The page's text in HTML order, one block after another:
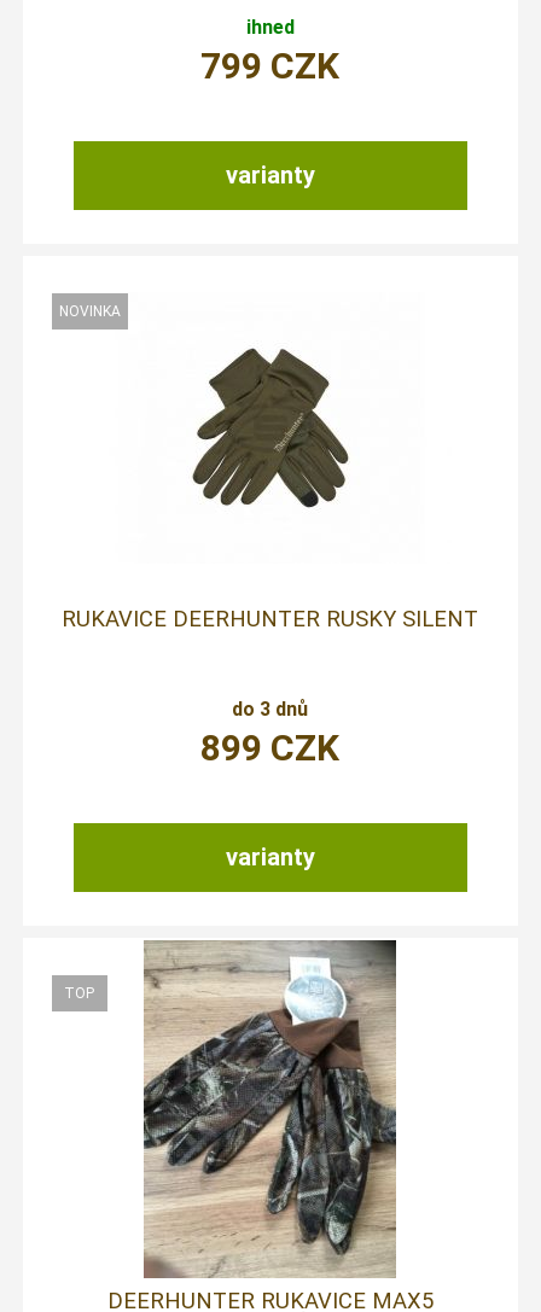
ihned
varianty
799 CZK
RUKAVICE DEERHUNTER RUSKY SILENT
do 3 dnů
varianty
899 CZK
DEERHUNTER RUKAVICE MAX5